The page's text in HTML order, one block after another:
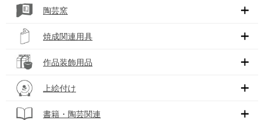
陶芸窯
焼成関連用具
作品装飾用品
上絵付け
書籍・陶芸関連